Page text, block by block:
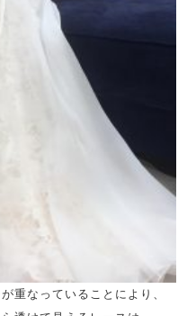
重なっていることにより、